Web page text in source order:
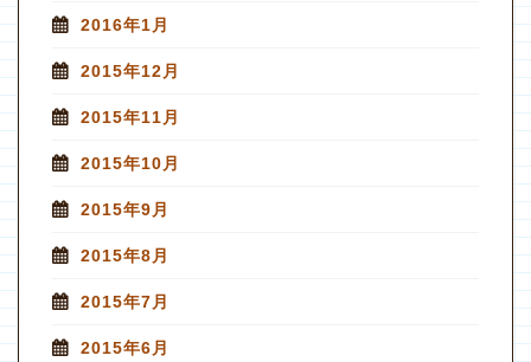
2016年1月
2015年12月
2015年11月
2015年10月
2015年9月
2015年8月
2015年7月
2015年6月